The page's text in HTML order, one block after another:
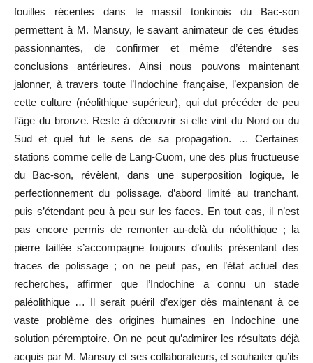
fouilles récentes dans le massif tonkinois du Bac-son
permettent à M. Mansuy, le savant animateur de ces études
passionnantes, de confirmer et même d’étendre ses
conclusions antérieures. Ainsi nous pouvons maintenant
jalonner, à travers toute l’Indochine française, l’expansion de
cette culture (néolithique supérieur), qui dut précéder de peu
l’âge du bronze. Reste à découvrir si elle vint du Nord ou du
Sud et quel fut le sens de sa propagation. … Certaines
stations comme celle de Lang-Cuom, une des plus fructueuse
du Bac-son, révèlent, dans une superposition logique, le
perfectionnement du polissage, d’abord limité au tranchant,
puis s’étendant peu à peu sur les faces. En tout cas, il n’est
pas encore permis de remonter au-delà du néolithique ; la
pierre taillée s’accompagne toujours d’outils présentant des
traces de polissage ; on ne peut pas, en l’état actuel des
recherches, affirmer que l’Indochine a connu un stade
paléolithique … Il serait puéril d’exiger dès maintenant à ce
vaste problème des origines humaines en Indochine une
solution péremptoire. On ne peut qu’admirer les résultats déjà
acquis par M. Mansuy et ses collaborateurs, et souhaiter qu’ils